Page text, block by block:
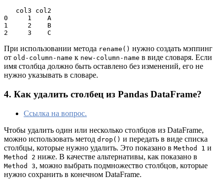
0     1    A
1     2    B
2     3    C
При использовании метода rename() нужно создать мэппинг
от old-column-name к new-column-name в виде словаря. Если
имя столбца должно быть оставлено без изменений, его не
нужно указывать в словаре.
4. Как удалить столбец из Pandas DataFrame?
Ссылка на вопрос.
Чтобы удалить один или несколько столбцов из DataFrame,
можно использовать метод drop() и передать в виде списка
столбцы, которые нужно удалить. Это показано в Method 1 и
Method 2 ниже. В качестве альтернативы, как показано в
Method 3, можно выбрать подмножество столбцов, которые
нужно сохранить в конечном DataFrame.